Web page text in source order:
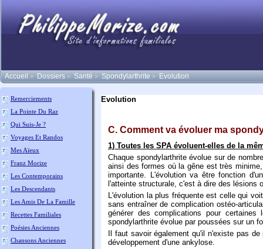
Accueil > Dossiers > Santé > Spondylarthrite > Evolution
Remerciements
La Pointe Du Raz
Qui Suis-Je ?
Voyages Et Randos
Mes Aïeux
Franz Morize
Les Contemporains
Les Descendants
Les Amis De La Famille
Recettes Familiales
Poésies Anciennes
Chansons Anciennes
Evolution
C. Comment va évoluer ma
1) Toutes les SPA évoluent-elles de la
Chaque spondylarthrite évolue sur de
ainsi des formes où la gêne est très
importante. L'évolution va être fonction
l'atteinte structurale, c'est à dire des lésions
L'évolution la plus fréquente est celle qui
sans entraîner de complication ostéo-
générer des complications pour
spondylarthrite évolue par poussées sur un
Il faut savoir également qu'il n'existe pas
développement d'une ankylose.